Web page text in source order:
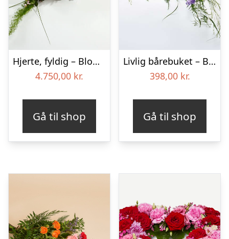
Hjerte, fyldig – Blomster til begravelse
4.750,00 kr.
Gå til shop
Livlig bårebuket – Blomster til begravelse
398,00 kr.
Gå til shop